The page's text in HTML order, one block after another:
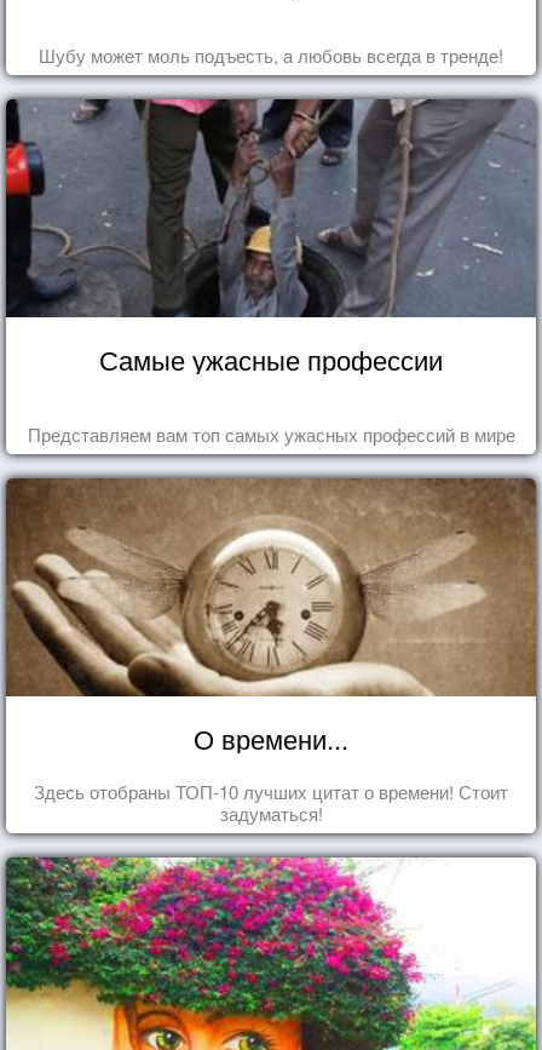
Шубу может моль подъесть, а любовь всегда в тренде!
Самые ужасные профессии
Представляем вам топ самых ужасных профессий в мире
О времени...
Здесь отобраны ТОП-10 лучших цитат о времени! Стоит
задуматься!